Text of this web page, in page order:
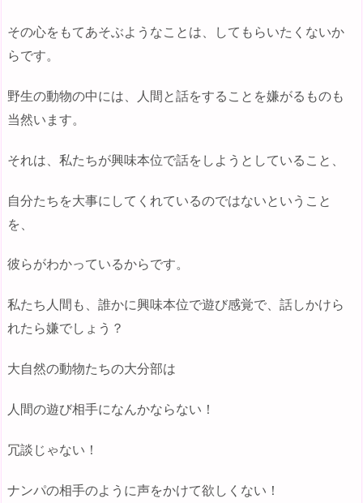
その心をもてあそぶようなことは、してもらいたくないか
らです。
野生の動物の中には、人間と話をすることを嫌がるものも
当然います。
それは、私たちが興味本位で話をしようとしていること、
自分たちを大事にしてくれているのではないということ
を、
彼らがわかっているからです。
私たち人間も、誰かに興味本位で遊び感覚で、話しかけら
れたら嫌でしょう？
大自然の動物たちの大分部は
人間の遊び相手になんかならない！
冗談じゃない！
ナンパの相手のように声をかけて欲しくない！